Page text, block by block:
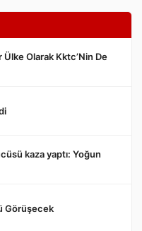
Olarak Kktc’Nin De
kaza yaptı: Yoğun
Görüşecek